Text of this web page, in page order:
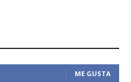
ME GUSTA